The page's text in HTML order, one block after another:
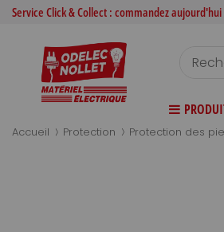
Service Click & Collect : commandez
Accueil > Protection > Protection des